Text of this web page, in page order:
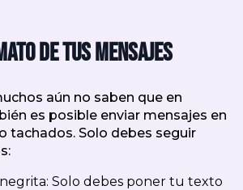
de tus mensajes
aún no saben que en
es posible enviar mensajes en
tachados. Solo debes seguir
Solo debes poner tu texto